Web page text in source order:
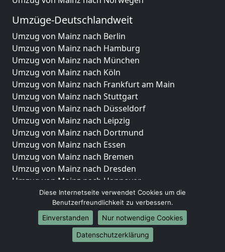
Umzüge-Deutschlandweit
Umzug von Mainz nach Berlin
Umzug von Mainz nach Hamburg
Umzug von Mainz nach München
Umzug von Mainz nach Köln
Umzug von Mainz nach Frankfurt am Main
Umzug von Mainz nach Stuttgart
Umzug von Mainz nach Düsseldorf
Umzug von Mainz nach Leipzig
Umzug von Mainz nach Dortmund
Umzug von Mainz nach Essen
Umzug von Mainz nach Bremen
Umzug von Mainz nach Dresden
Umzug von Mainz nach Hannover
Umzug von Mainz nach Nürnberg
Umzug von Mainz nach Duisburg
Umzug von Mainz nach Bochum
Umzug von Mainz nach Wuppertal
Umzug von Mainz nach Bielefeld
Diese Internetseite verwendet Cookies um die
Benutzerfreundlichkeit zu verbessern.
Einverstanden
Nur notwendige Cookies
Datenschutzerklärung